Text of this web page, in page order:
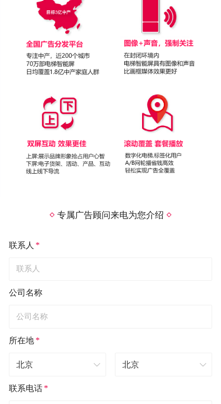
专属广告顾问来电为您介绍
联系人 *
公司名称
所在地 *
联系电话 *